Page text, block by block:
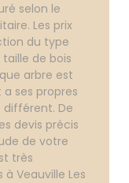
selon le
Les prix
du type
de bois
arbre est
ses propres
différent. De
devis précis
de votre
très
Veauville Les